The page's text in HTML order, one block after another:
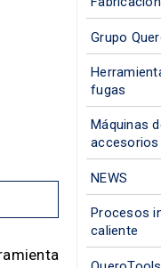
Grupo
fugas
Máquinas
accesorios
NEWS
Procesos
caliente